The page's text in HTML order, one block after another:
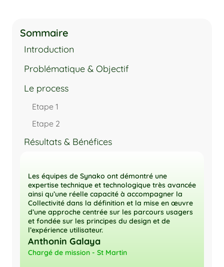
Sommaire
Introduction
Problématique & Objectif
Le process
Etape 1
Etape 2
Résultats & Bénéfices
Les équipes de Synako ont démontré une
expertise technique et technologique très avancée
ainsi qu’une réelle capacité à accompagner la
Collectivité dans la définition et la mise en œuvre
d’une approche centrée sur les parcours usagers
et fondée sur les principes du design et de
Anthonin Galaya
Chargé de mission - St Martin